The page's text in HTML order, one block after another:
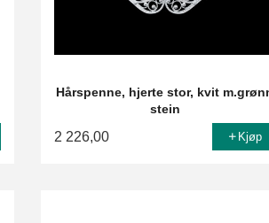
Hårspenne, hjerte stor, kvit
stein
2 226,00 Kjøp